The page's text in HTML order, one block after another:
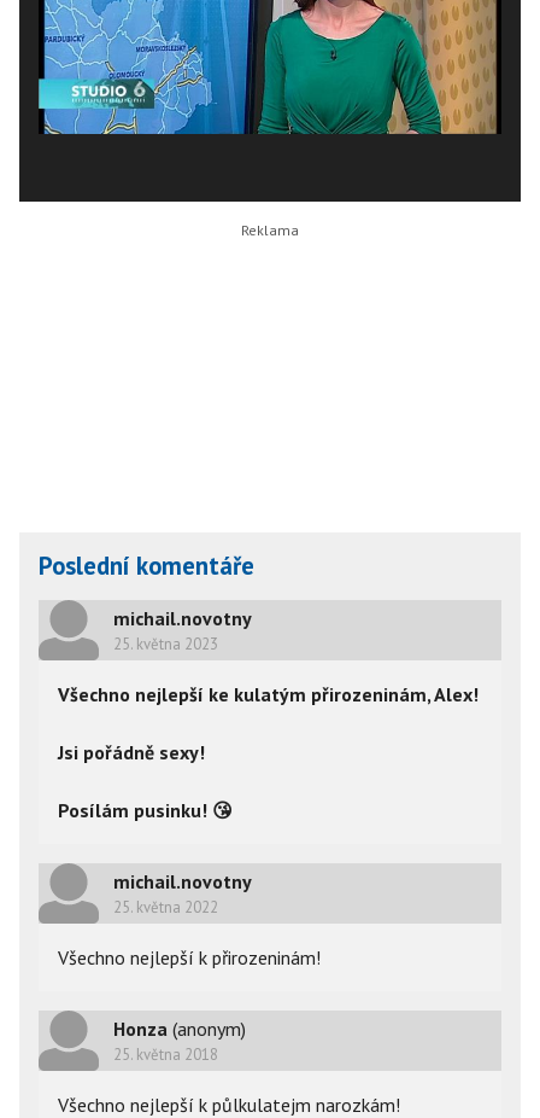
Poslední komentáře
michail.novotny
25. května 2023
Všechno nejlepší ke kulatým přirozeninám, Alex!
Jsi pořádně sexy!
Posílám pusinku! 😘
michail.novotny
25. května 2022
Všechno nejlepší k přirozeninám!
Honza (anonym)
25. května 2018
Všechno nejlepší k půlkulatejm narozkám!